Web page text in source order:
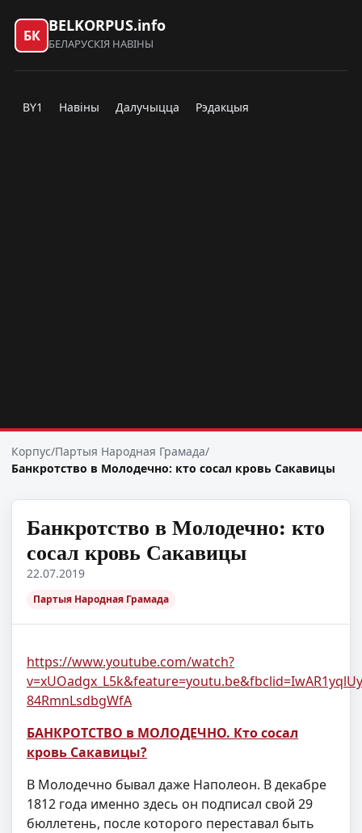
БК
BELKORPUS.info
БЕЛАРУСКІЯ НАВІНЫ
BY1 Навіны Далучыцца Рэдакцыя
Корпус/Партыя Народная Грамада/
Банкротство в Молодечно: кто сосал кровь Сакавицы
Банкротство в Молодечно: кто
сосал кровь Сакавицы
22.07.2019
Партыя Народная Грамада
https://www.youtube.com/watch?
84RmnLsdbgWfA
БАНКРОТСТВО в МОЛОДЕЧНО. Кто сосал
кровь Сакавицы?
В Молодечно бывал даже Наполеон. В декабре
1812 года именно здесь он подписал свой 29
бюллетень, после которого переставал быть